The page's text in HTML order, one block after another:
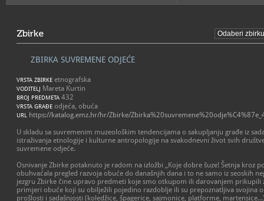
Zbirke
ZBIRKA SUVREMENE ODJEĆE
VRSTA ZBIRKE etnografska
VODITELJ Mareta Kurtin
BROJ PREDMETA 432
VRSTA GRAĐE odjeća, obuća
URL https://katalog.emz.hr/hr/Zbirke/
U skladu sa suvremenim muzeološkim tendencijama o sakupljanju građe iz
istraživanja etnologije i kulturne antropologije na svakodnevni život svih
suvremene odjeće.
Osnivanje Zbirke potaknuto je radom na izložbi „Koje dobre šuze! Šetnja kroz
obuhvaćala pregled razvoja obuće do današnjih dana i to ne samo iz seoskih
jezgru Zbirke čine upravo predmeti koje smo otkupom ili darovanjem prikupili
primjeri obuće koji su obilježili pojedino razdoblje ili su prepoznatljiva svojina
prošlosti i sadašnjosti (koledžice, špagerice, sajmonice, platforme,